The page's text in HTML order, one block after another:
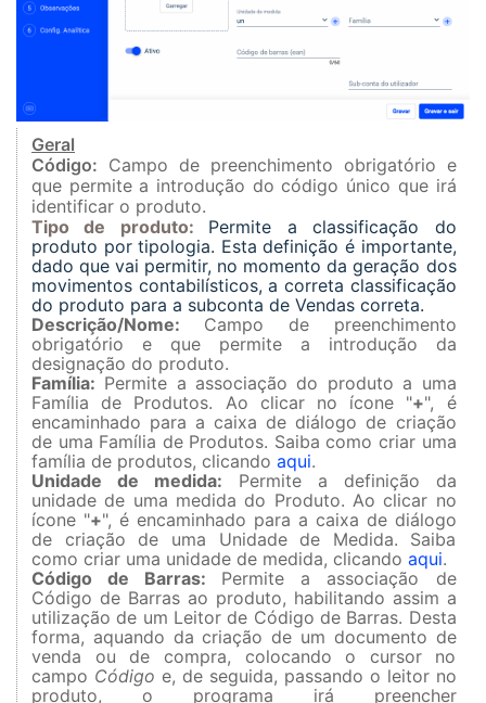
Geral
Código: Campo de preenchimento obrigatório e
que permite a introdução do código único que irá
identificar o produto.
Tipo de produto:
Permite a classificação do
produto por tipologia. Esta definição é importante,
dado que vai permitir, no momento da geração dos
movimentos contabilísticos, a correta classificação
do produto para a subconta de Vendas correta.
Descrição/Nome: Campo de preenchimento
obrigatório e que permite a introdução da
designação do produto.
Família: Permite a associação do produto a uma
Família de Produtos. Ao clicar no ícone "+", é
encaminhado para a caixa de diálogo de criação
de uma Família de Produtos. Saiba como criar uma
família de produtos, clicando aqui.
Unidade de medida: Permite a definição da
unidade de uma medida do Produto. Ao clicar no
ícone "+", é encaminhado para a caixa de diálogo
de criação de uma Unidade de Medida. Saiba
como criar uma unidade de medida, clicando aqui.
Código de Barras: Permite a associação de
Código de Barras ao produto, habilitando assim a
utilização de um Leitor de Código de Barras. Desta
forma, aquando da criação de um documento de
venda ou de compra, colocando o cursor no
campo Código e, de seguida, passando o leitor no
produto, o programa irá preencher